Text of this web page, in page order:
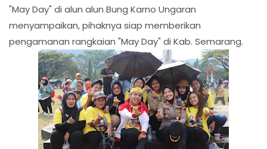
"May Day" di alun alun Bung Karno Ungaran
menyampaikan, pihaknya siap memberikan
pengamanan rangkaian "May Day" di Kab. Semarang.